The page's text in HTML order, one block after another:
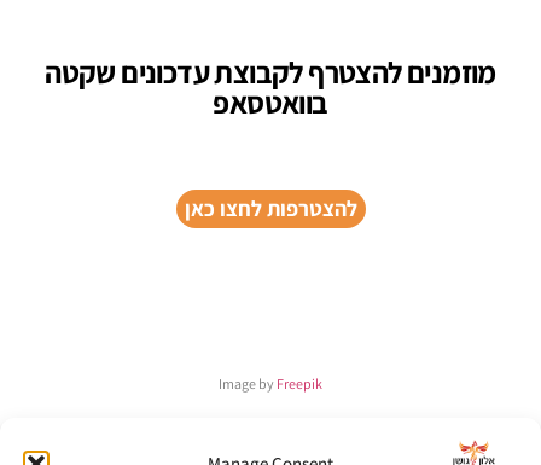
מוזמנים להצטרף לקבוצת עדכונים שקטה
בוואטסאפ
להצטרפות לחצו כאן
Image by Freepik